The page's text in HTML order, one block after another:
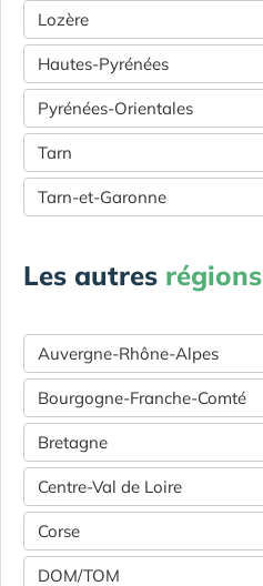
Lozère
Hautes-Pyrénées
Pyrénées-Orientales
Tarn
Tarn-et-Garonne
Les autres régions
Auvergne-Rhône-Alpes
Bourgogne-Franche-Comté
Bretagne
Centre-Val de Loire
Corse
DOM/TOM